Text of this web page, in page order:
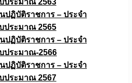
ประมาณ 2563
ปฏิบัติราชการ – ประจำ
ประมาณ 2565
ปฏิบัติราชการ – ประจำ
ประมาณ-2566
ปฏิบัติราชการ – ประจำ
ประมาณ 2567